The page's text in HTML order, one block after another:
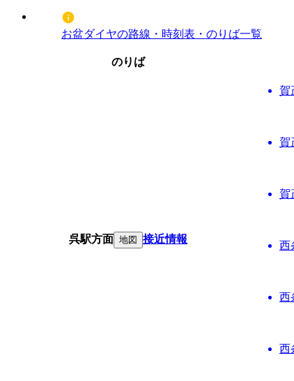
お盆ダイヤの路線・時刻表・のりば一覧
のりば
呉駅方面 地図 接近情報
賀
賀
賀
西
西
西